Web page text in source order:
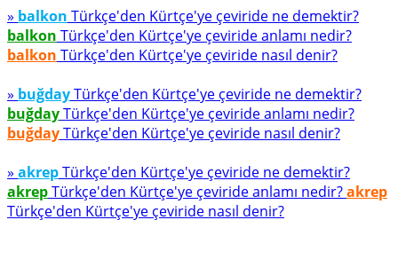
» balkon Türkçe'den Kürtçe'ye çeviride ne demektir?
balkon Türkçe'den Kürtçe'ye çeviride anlamı nedir?
balkon Türkçe'den Kürtçe'ye çeviride nasıl denir?
» buğdayTürkçe'den Kürtçe'ye çeviride ne demektir?
buğdayTürkçe'den Kürtçe'ye çeviride anlamı nedir?
buğdayTürkçe'den Kürtçe'ye çeviride nasıl denir?
» akrepTürkçe'den Kürtçe'ye çeviride ne demektir?
akrepTürkçe'den Kürtçe'ye çeviride anlamı nedir?akrep
Türkçe'den Kürtçe'ye çeviride nasıl denir?